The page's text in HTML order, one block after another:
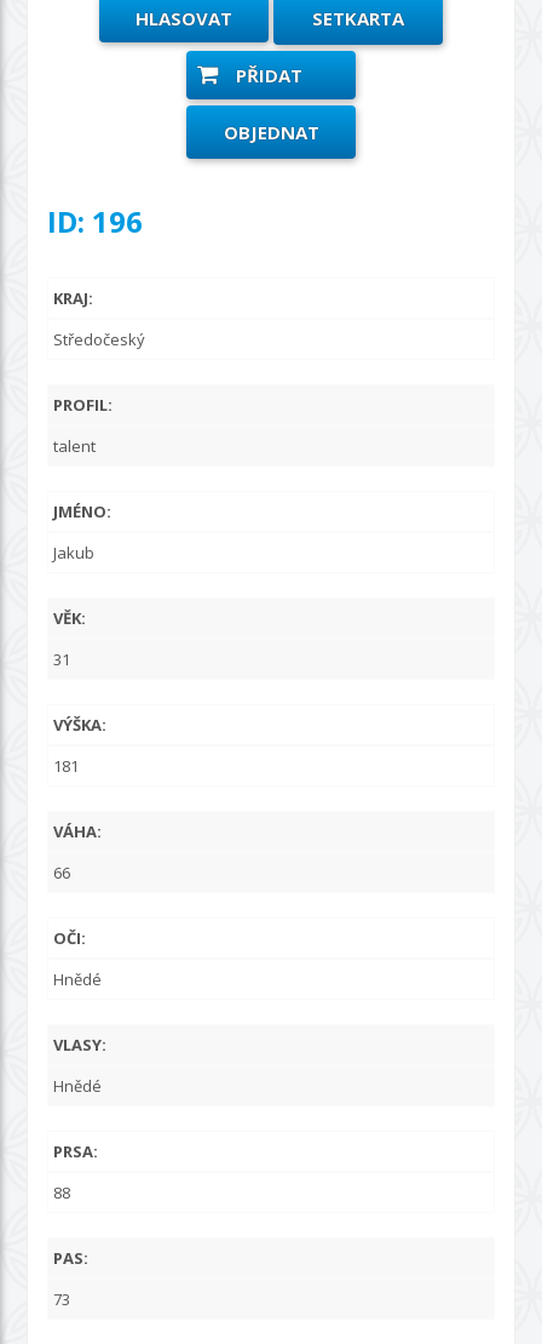
SETKARTA
PŘIDAT
OBJEDNAT
ID: 196
KRAJ:
Středočeský
PROFIL:
talent
JMÉNO:
Jakub
VĚK:
31
VÝŠKA:
181
VÁHA:
66
OČI:
Hnědé
VLASY:
Hnědé
PRSA:
88
PAS:
73